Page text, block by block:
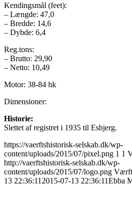
Kendingsmål (feet):
– Længde: 47,0
– Bredde: 14,6
– Dybde: 6,4
Reg.tons:
– Brutto: 29,90
– Netto: 10,49
Motor: 38-84 hk
Dimensioner:
Historie:
Slettet af registret i 1935 til Esbjerg.
https://vaerftshistorisk-selskab.dk/wp-
content/uploads/2015/07/pixel.png 1 1
http://vaerftshistorisk-selskab.dk/wp-
content/uploads/2015/07/logo.png
13 22:36:11 2015-07-13 22:36:11Ebba